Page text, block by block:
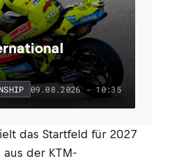
09.08.2026 - 10:35
das Startfeld für 2027
der KTM-